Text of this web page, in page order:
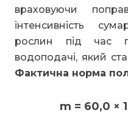
враховуючи
інтенсивність
рослин під час
водоподачі, який
Фактична норма
m = 60,0 ×